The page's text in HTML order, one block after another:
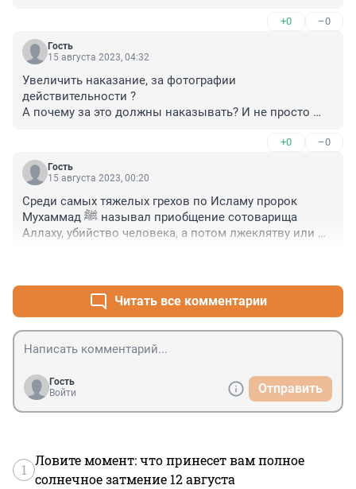
РБК-Украина и «Суспильне» сообщают о взрывах в
Днепре и Запорожье. Также УНИАН и «Зеркало
Днепропетровской, Черкасской, Львовской и
Хмельницкой областях.
+0 –0
Гость
15 августа 2023, 04:32
Увеличить наказание, за фотографии
действительности ?
А почему за это должны наказывать? И не просто
+0 –0
Гость
15 августа 2023, 00:20
Среди самых тяжелых грехов по Исламу пророк
Мухаммад ﷺ называл приобщение сотоварища
Аллаху, убийство человека, а потом лжеклятву или
поскольку могут причинить совершенно невинному
человеку как ущерб имуществу его, так и стать
наказанием для него.
Читать все комментарии
Гость
Войти
Отправить
1
Ловите момент: что принесет вам полное
солнечное затмение 12 августа